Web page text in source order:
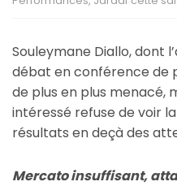
Souleymane Diallo, dont
débat en conférence de
de plus en plus menacé,
intéressé refuse de voir
résultats en deçà des
Mercato insuffisant,